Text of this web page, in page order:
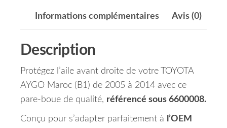
Informations complémentaires Avis (0)
Description
Protégez l’aile avant droite de votre TOYOTA
AYGO Maroc (B1) de 2005 à 2014 avec ce
pare-boue de qualité, référencé sous 6600008.
Conçu pour s’adapter parfaitement à
l’OEM